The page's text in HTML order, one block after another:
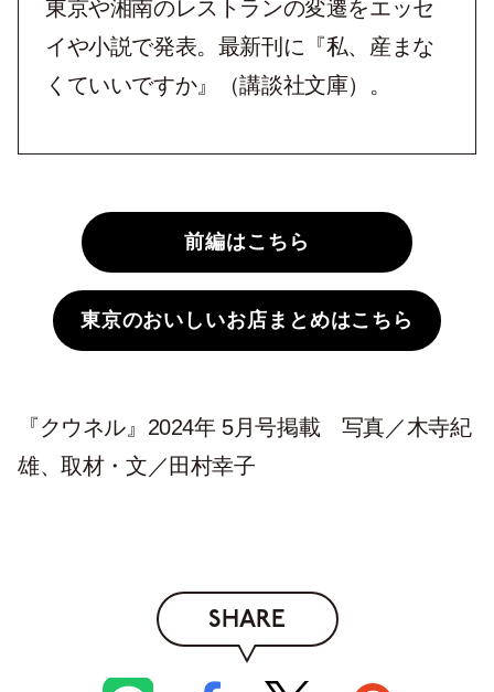
東京や湘南のレストランの変遷をエッセ
イや小説で発表。最新刊に『私、産まな
くていいですか』（講談社文庫）。
前編はこちら
東京のおいしいお店まとめはこちら
『クウネル』2024年 5月号掲載 写真／木寺紀
雄、取材・文／田村幸子
SHARE